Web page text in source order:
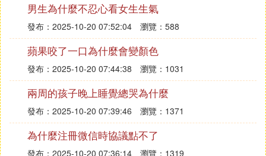
男生為什麼不忍心看女生生氣
發布：2025-10-20 07:52:04 瀏覽：588
蘋果咬了一口為什麼會變顏色
發布：2025-10-20 07:44:38 瀏覽：1031
兩周的孩子晚上睡覺總哭為什麼
發布：2025-10-20 07:39:46 瀏覽：1371
為什麼注冊微信時協議點不了
發布：2025-10-20 07:36:14 瀏覽：1319